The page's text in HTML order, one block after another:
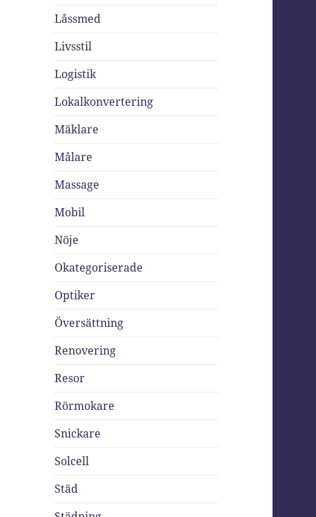
Låssmed
Livsstil
Logistik
Lokalkonvertering
Mäklare
Målare
Massage
Mobil
Nöje
Okategoriserade
Optiker
Översättning
Renovering
Resor
Rörmokare
Snickare
Solcell
Städ